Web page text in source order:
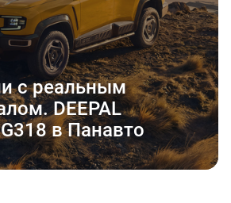
с реальным
DEEPAL
в Панавто